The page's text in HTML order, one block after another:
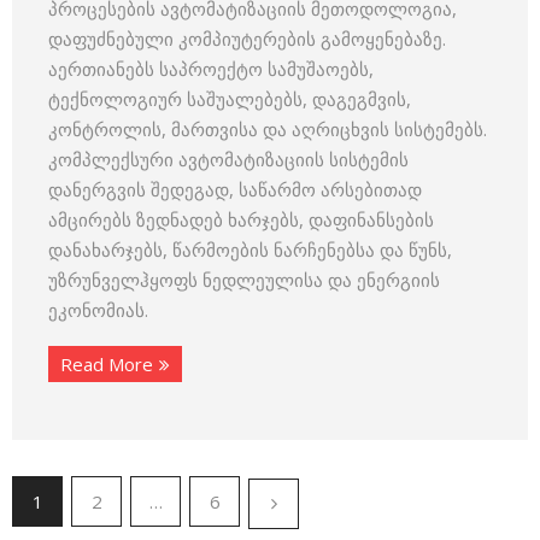
პროცესების ავტომატიზაციის მეთოდოლოგია,
დაფუძნებული კომპიუტერების გამოყენებაზე.
აერთიანებს საპროექტო სამუშაოებს,
ტექნოლოგიურ საშუალებებს, დაგეგმვის,
კონტროლის, მართვისა და აღრიცხვის სისტემებს.
კომპლექსური ავტომატიზაციის სისტემის
დანერგვის შედეგად, საწარმო არსებითად
ამცირებს ზედნადებ ხარჯებს, დაფინანსების
დანახარჯებს, წარმოების ნარჩენებსა და წუნს,
უზრუნველჰყოფს ნედლეულისა და ენერგიის
ეკონომიას.
Read More
1 2 … 6